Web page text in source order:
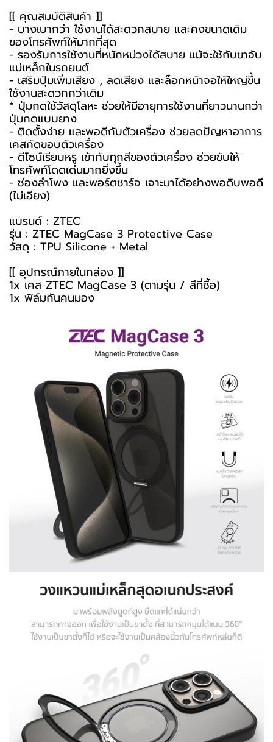
[[ คุณสมบัติสินค้า ]]
- บางเบากว่า ใช้งานได้สะดวกสบาย และคงขนาดเดิม
ของโทรศัพท์ให้มากที่สุด
- รองรับการใช้งานที่หนักหน่วงได้สบาย แม้จะใช้กับขาจับ
แม่เหล็กในรถยนต์
- เสริมปุ่มเพิ่มเสียง , ลดเสียง และล็อกหน้าจอให้ใหญ่ขึ้น
ใช้งานสะดวกกว่าเดิม
* ปุ่มกดใช้วัสดุโลหะ ช่วยให้มีอายุการใช้งานที่ยาวนานกว่า
ปุ่มกดแบบยาง
- ติดตั้งง่าย และพอดีกับตัวเครื่อง ช่วยลดปัญหาอาการ
เคสกัดขอบตัวเครื่อง
- ดีไซน์เรียบหรู เข้ากับทุกสีของตัวเครื่อง ช่วยขับให้
โทรศัพท์โดดเด่นมากยิ่งขึ้น
- ช่องลำโพง และพอร์ตชาร์จ เจาะมาได้อย่างพอดิบพอดี
(ไม่เอียง)
แบรนด์ : ZTEC
รุ่น : ZTEC MagCase 3 Protective Case
วัสดุ : TPU Silicone + Metal
[[ อุปกรณ์ภายในกล่อง ]]
1x เคส ZTEC MagCase 3 (ตามรุ่น / สีที่ซื้อ)
1x ฟิล์มกันคนมอง